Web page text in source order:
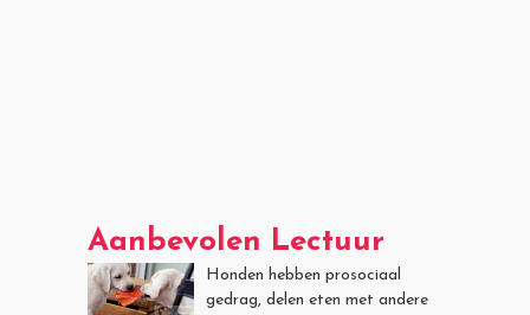
Aanbevolen Lectuur
Honden hebben prosociaal
gedrag, delen eten met andere